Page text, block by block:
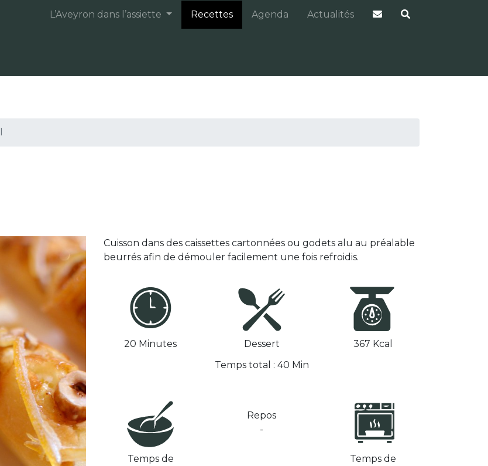
L’Aveyron dans l’assiette Recettes Agenda Actualités
Cuisson dans des caissettes cartonnées ou godets alu au préalable
beurrés afin de démouler facilement une fois refroidis.
20 Minutes Dessert
367 Kcal
Temps total : 40 Min
Temps de
Repos
-
Temps de